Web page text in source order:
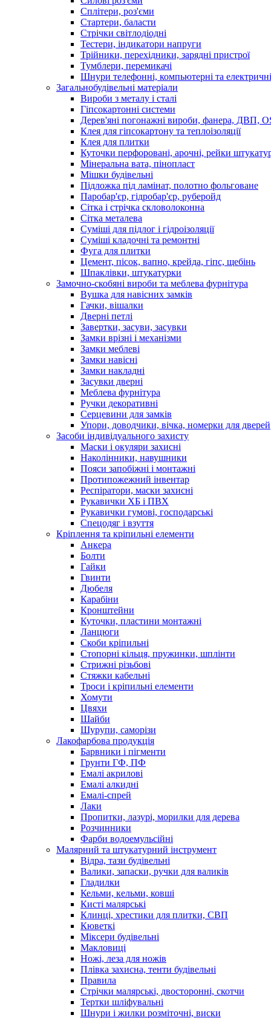
Сплітери, роз'єми
Стартери, баласти
Стрічки світлодіодні
Тестери, індикатори напруги
Трійники, перехідники, зарядні пристрої
Тумблери, перемикачі
Шнури телефонні, компьютерні та електричні
Загальнобудівельні матеріали
Вироби з металу і сталі
Гіпсокартонні системи
Дерев'яні погонажні вироби, фанера, ДВП,
Клея для гіпсокартону та теплоізоляції
Клея для плитки
Куточки перфоровані, арочні, рейки
Мінеральна вата, пінопласт
Мішки будівельні
Підложка під ламінат, полотно фольговане
Паробар'єр, гідробар'єр, руберойд
Сітка і стрічка скловолоконна
Сітка металева
Суміші для підлог і гідроізоляції
Суміші кладочні та ремонтні
Фуга для плитки
Цемент, пісок, вапно, крейда, гіпс, щебінь
Шпаклівки, штукатурки
Замочно-скобяні вироби та меблева фурнітура
Вушка для навісних замків
Гачки, вішалки
Дверні петлі
Завертки, засуви, засувки
Замки врізні і механізми
Замки меблеві
Замки навісні
Замки накладні
Засувки дверні
Меблева фурнітура
Ручки декоративні
Серцевини для замків
Упори, доводчики, вічка, номерки для дверей
Засоби індивідуального захисту
Маски і окуляри захисні
Наколінники, навушники
Пояси запобіжні і монтажні
Протипожежний інвентар
Респіратори, маски захисні
Рукавички ХБ і ПВХ
Рукавички гумові, господарські
Спецодяг і взуття
Кріплення та кріпильні елементи
Анкера
Болти
Гайки
Гвинти
Дюбеля
Карабіни
Кронштейни
Куточки, пластини монтажні
Ланцюги
Скоби кріпильні
Стопорні кільця, пружинки, шплінти
Стрижні різьбові
Стяжки кабельні
Троси і кріпильні елементи
Хомути
Цвяхи
Шайби
Шурупи, саморізи
Лакофарбова продукція
Барвники і пігменти
Грунти ГФ, ПФ
Емалі акрилові
Емалі алкидні
Емалі-спрей
Лаки
Пропитки, лазурі, морилки для дерева
Розчинники
Фарби водоемульсійні
Малярний та штукатурний інструмент
Відра, тази будівельні
Валики, запаски, ручки для валиків
Гладилки
Кельми, кельми, ковші
Кисті малярські
Клинці, хрестики для плитки, СВП
Кюветкі
Міксери будівельні
Макловиці
Ножі, леза для ножів
Плівка захисна, тенти будівельні
Правила
Стрічки малярські, двосторонні, скотчи
Тертки шліфувальні
Шнури і жилки розміточні, виски